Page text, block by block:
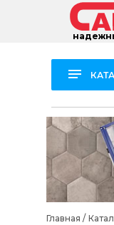
Главная /